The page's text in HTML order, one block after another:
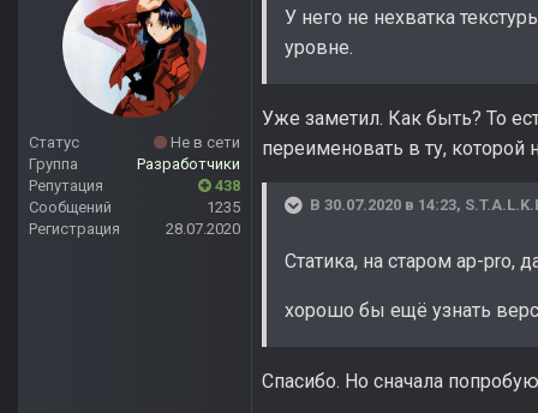
Статус
Не в сети
Группа
Разработчики
Репутация
438
Сообщений
1235
Регистрация
28.07.2020
У него не нехватка
уровне.
Уже заметил. Как быть? То
переименовать в ту, которой
В 30.07.2020 в 14:23,
Статика, на старом ap-pro,
хорошо бы ещё узнать
Спасибо. Но сначала